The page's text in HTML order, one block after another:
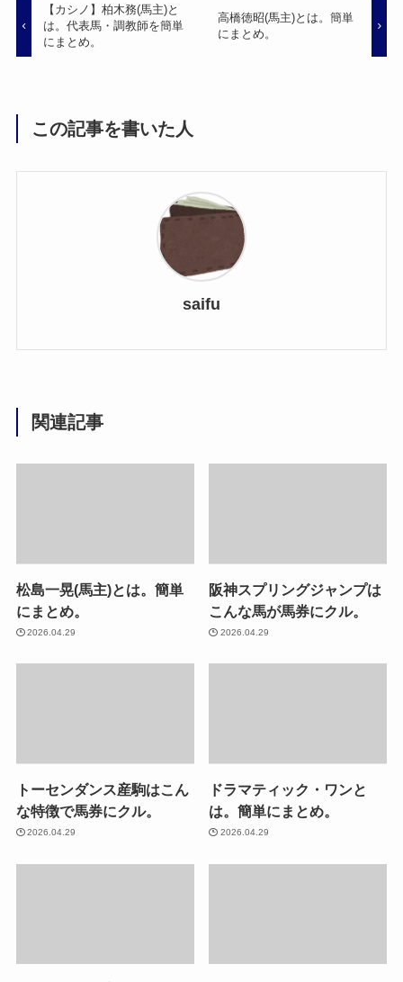
【カシノ】柏木務(馬主)と
は。代表馬・調教師を簡単
にまとめ。
高橋徳昭(馬主)とは。簡単
にまとめ。
この記事を書いた人
saifu
関連記事
松島一晃(馬主)とは。簡単
にまとめ。
2026.04.29
阪神スプリングジャンプは
こんな馬が馬券にクル。
2026.04.29
トーセンダンス産駒はこん
な特徴で馬券にクル。
2026.04.29
ドラマティック・ワンと
は。簡単にまとめ。
2026.04.29